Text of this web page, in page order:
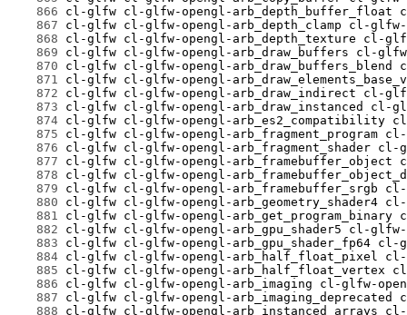
    866
    867
    868
    869
    870
    871
    872
    873
    874
    875
    876
    877
    878
    879
    880
    881
    882
    883
    884
    885
    886
    887
    888